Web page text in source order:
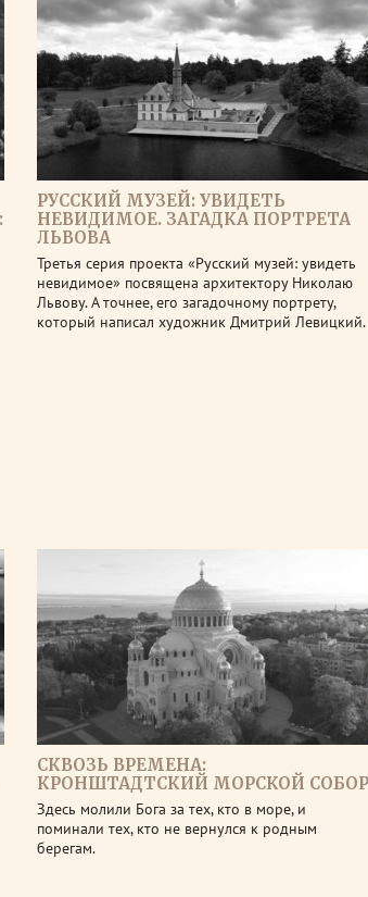
РУССКИЙ МУЗЕЙ: УВИДЕТЬ
НЕВИДИМОЕ. ЗАГАДКА ПОРТРЕТА
ЛЬВОВА
Третья серия проекта «Русский музей: увидеть
невидимое» посвящена архитектору Николаю
Львову. А точнее, его загадочному портрету,
который написал художник Дмитрий Левицкий.
СКВОЗЬ ВРЕМЕНА:
КРОНШТАДТСКИЙ МОРСКОЙ СОБОР
Здесь молили Бога за тех, кто в море, и
поминали тех, кто не вернулся к родным
берегам.